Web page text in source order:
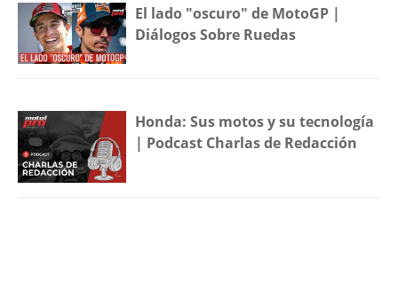
El lado "oscuro" de MotoGP |
Diálogos Sobre Ruedas
Honda: Sus motos y su tecnología
| Podcast Charlas de Redacción